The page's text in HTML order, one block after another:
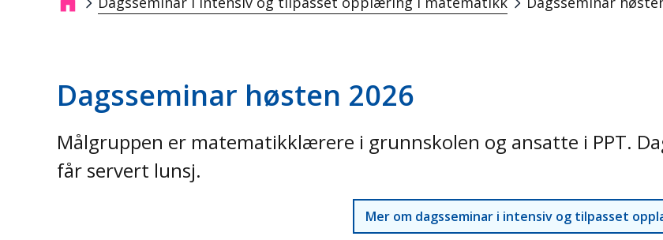
Navigasjonssti
Dagsseminar høsten 2026
Målgruppen er matematikklærere i grunnskolen og ansatte i PPT.
får servert lunsj.
Mer om dagsseminar i intensiv og tilpasset